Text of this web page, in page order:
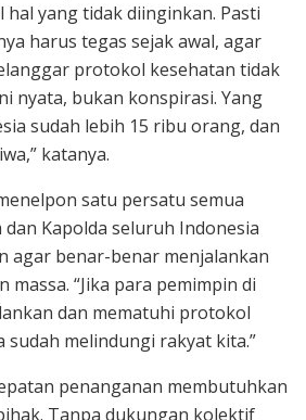
hal yang tidak diinginkan. Pasti
harus tegas sejak awal, agar
protokol kesehatan tidak
nyata, bukan konspirasi. Yang
sudah lebih 15 ribu orang, dan
katanya.
satu persatu semua
Kapolda seluruh Indonesia
agar benar-benar menjalankan
“Jika para pemimpin di
dan mematuhi protokol
sudah melindungi rakyat kita.”
penanganan membutuhkan
Tanpa dukungan kolektif